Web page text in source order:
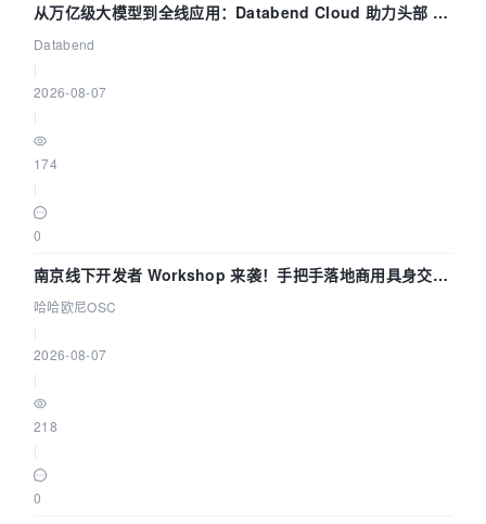
从万亿级大模型到全线应用：Databend Cloud 助力头部 AI
企业构建全链路 Trace 数据管道
Databend
2026-08-07
174
0
南京线下开发者 Workshop 来袭！手把手落地商用具身交互
智能 Agent 应用
哈哈欧尼OSC
2026-08-07
218
0